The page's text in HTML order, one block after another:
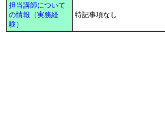
担当講師について
の情報（実務経
験）
特記事項なし